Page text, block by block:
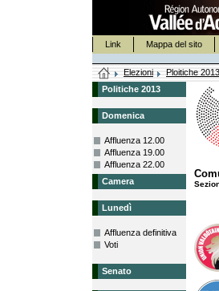
Link Mappa del sito
Elezioni Ploitiche 2013
Politiche 2013
Domenica
Affluenza 12.00
Affluenza 19.00
Affluenza 22.00
Camera
Lunedì
Affluenza definitiva
Voti
Senato